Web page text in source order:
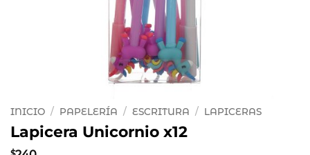
INICIO / PAPELERÍA / ESCRITURA / LAPICERAS
Lapicera Unicornio x12